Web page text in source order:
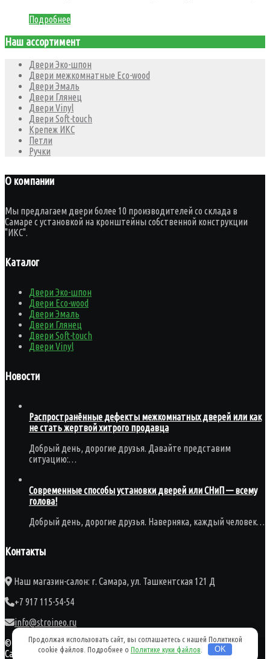
Подробнее
Наш ассортимент
Двери Эко-шпон
Двери межкомнатные Eco-wood
Двери Эмаль
Двери Глянец
Двери Vinyl
Двери Soft-touch
Крепеж ИКС
Петли
Ручки
О компании
Мы предлагаем двери более 10 производителей со склада в
Самаре с установкой на кронштейны собственной конструкции
"ИКС".
Каталог
Двери Эко-шпон
Двери Eco-wood
Двери Эмаль
Двери Глянец
Двери Soft-touch
Двери Vinyl
Новости
Распространённые дефекты межкомнатных дверей или как
не стать жертвой хитрого продавца
Добрый день, дорогие друзья. Давайте представим
ситуацию:…
Современные способы установки дверей или СНиП — всему
голова!
Добрый день, дорогие друзья. Наверняка, каждый человек…
Контакты
Наш магазин-салон: г. Самара, ул. Ташкентская 121 Д
+7 917 115-54-54
info@stroineo.ru
©2012-2026. "ДВЕРНОЙ ЦЕНТР": продажа и установка дверей в
Самаре.
Продолжая использовать сайт, вы соглашаетесь с нашей Политикой
cookie файлов. Подробнее о Политике куки файлов OK